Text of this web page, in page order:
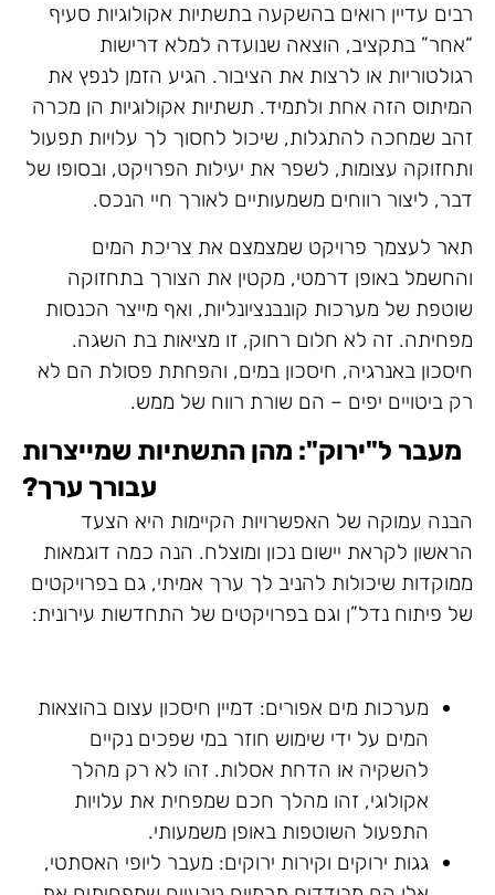
רבים עדיין רואים בהשקעה בתשתיות אקולוגיות סעיף
“אחר” בתקציב, הוצאה שנועדה למלא דרישות
רגולטוריות או לרצות את הציבור. הגיע הזמן לנפץ את
המיתוס הזה אחת ולתמיד. תשתיות אקולוגיות הן מכרה
זהב שמחכה להתגלות, שיכול לחסוך לך עלויות תפעול
ותחזוקה עצומות, לשפר את יעילות הפרויקט, ובסופו של
דבר, ליצור רווחים משמעותיים לאורך חיי הנכס.
תאר לעצמך פרויקט שמצמצם את צריכת המים
והחשמל באופן דרמטי, מקטין את הצורך בתחזוקה
שוטפת של מערכות קונבנציונליות, ואף מייצר הכנסות
מפחיתה. זה לא חלום רחוק, זו מציאות בת השגה.
חיסכון באנרגיה, חיסכון במים, והפחתת פסולת הם לא
רק ביטויים יפים – הם שורת רווח של ממש.
מעבר ל"ירוק": מהן התשתיות שמייצרות
עבורך ערך?
הבנה עמוקה של האפשרויות הקיימות היא הצעד
הראשון לקראת יישום נכון ומוצלח. הנה כמה דוגמאות
ממוקדות שיכולות להניב לך ערך אמיתי, גם בפרויקטים
של פיתוח נדל”ן וגם בפרויקטים של התחדשות עירונית:
מערכות מים אפורים: דמיין חיסכון עצום בהוצאות
המים על ידי שימוש חוזר במי שפכים נקיים
להשקיה או הדחת אסלות. זהו לא רק מהלך
אקולוגי, זהו מהלך חכם שמפחית את עלויות
התפעול השוטפות באופן משמעותי.
גגות ירוקים וקירות ירוקים: מעבר ליופי האסתטי,